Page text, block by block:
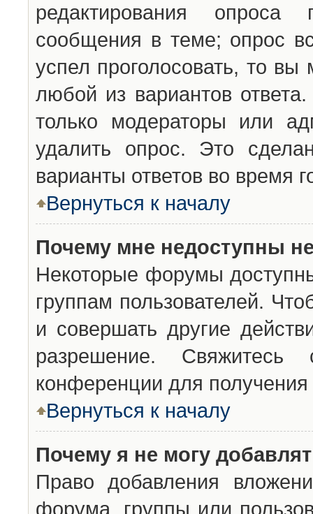
редактирования опроса
сообщения в теме; опрос
успел проголосовать, то вы
любой из вариантов
только модераторы или
удалить опрос. Это
варианты ответов во время
Вернуться к началу
Почему мне недоступны
Некоторые форумы
группам пользователей.
и совершать другие
разрешение. Свяжитесь
конференции для получения
Вернуться к началу
Почему я не могу
Право добавления
форума, группы или